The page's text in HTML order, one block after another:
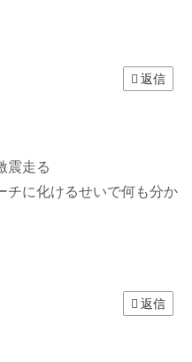
返信
震走る
チに化けるせいで何も分か
返信